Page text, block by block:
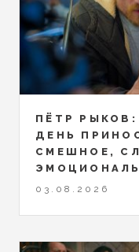
ПЁТР
ДЕНЬ
СМЕШНОЕ,
03.08.2026